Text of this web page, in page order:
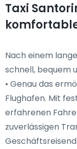
Taxi
Nach einem
schnell, bequem
• Genau das
Flughafen. Mit
erfahrenen
zuverlässigen